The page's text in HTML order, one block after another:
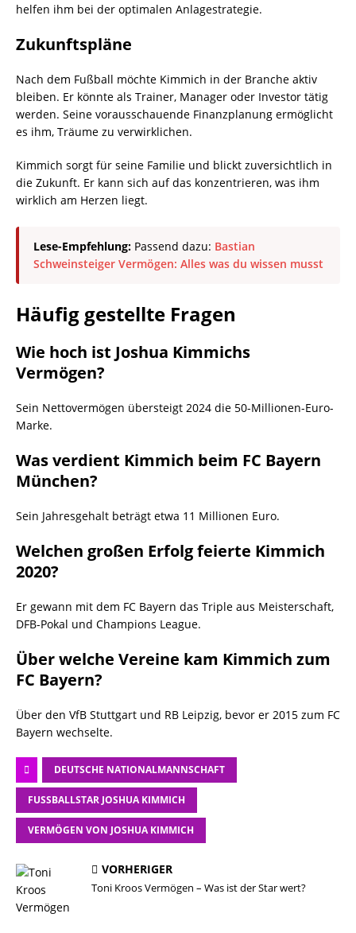
helfen ihm bei der optimalen Anlagestrategie.
Zukunftspläne
Nach dem Fußball möchte Kimmich in der Branche aktiv
bleiben. Er könnte als Trainer, Manager oder Investor tätig
werden. Seine vorausschauende Finanzplanung ermöglicht
es ihm, Träume zu verwirklichen.
Kimmich sorgt für seine Familie und blickt zuversichtlich in
die Zukunft. Er kann sich auf das konzentrieren, was ihm
wirklich am Herzen liegt.
Lese-Empfehlung: Passend dazu: Bastian
Schweinsteiger Vermögen: Alles was du wissen musst
Häufig gestellte Fragen
Wie hoch ist Joshua Kimmichs
Vermögen?
Sein Nettovermögen übersteigt 2024 die 50-Millionen-Euro-
Marke.
Was verdient Kimmich beim FC Bayern
München?
Sein Jahresgehalt beträgt etwa 11 Millionen Euro.
Welchen großen Erfolg feierte Kimmich
2020?
Er gewann mit dem FC Bayern das Triple aus Meisterschaft,
DFB-Pokal und Champions League.
Über welche Vereine kam Kimmich zum
FC Bayern?
Über den VfB Stuttgart und RB Leipzig, bevor er 2015 zum FC
Bayern wechselte.
DEUTSCHE NATIONALMANNSCHAFT
FUSSBALLSTAR JOSHUA KIMMICH
VERMÖGEN VON JOSHUA KIMMICH
VORHERIGER
Toni Kroos Vermögen – Was ist der Star wert?